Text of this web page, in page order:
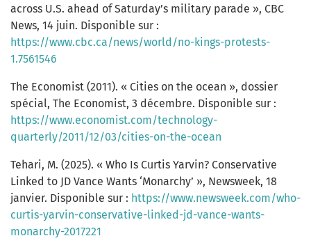
across U.S. ahead of Saturday’s military parade », CBC
News, 14 juin. Disponible sur :
https://www.cbc.ca/news/world/no-kings-protests-
1.7561546
The Economist (2011). « Cities on the ocean », dossier
spécial, The Economist, 3 décembre. Disponible sur :
https://www.economist.com/technology-
quarterly/2011/12/03/cities-on-the-ocean
Tehari, M. (2025). « Who Is Curtis Yarvin? Conservative
Linked to JD Vance Wants ‘Monarchy’ », Newsweek, 18
janvier. Disponible sur : https://www.newsweek.com/who-
curtis-yarvin-conservative-linked-jd-vance-wants-
monarchy-2017221